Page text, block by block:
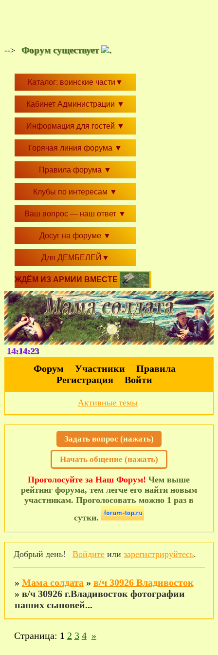
--> Форум существует .
Каталог: воинские части ▼
Кабинет Администрации ▼
Информация для гостей ▼
Горячая линия форума ▼
Правила форума ▼
Клубы по интересам ▼
Ваш вопрос — наш ответ ▼
Досуг на форуме ▼
Для ДЕМБЕЛЕЙ ▼
ЖДЁМ ИЗ АРМИИ ВМЕСТЕ
14:14:23
Форум Участники
Правила
Регистрация
Войти
Активные темы
Задать вопрос (нажать)
Начать общение (нажать)
Проголосуйте за Наш Форум! Чем выше
рейтинг форума, тем легче его найти новым
участникам. Проголосовать можно 1 раз в
сутки.
Добрый день! Войдитеили зарегистрируйтесь.
» Мама солдата » в/ч 30926 Владивосток
» в/ч 30926 г.Владивосток фотографии
наших сыновей...
Страница: 1 2 3 4 »